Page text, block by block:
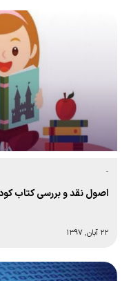
-
اصول نقد و بررسی کتاب
۲۲ آبان, ۱۳۹۷